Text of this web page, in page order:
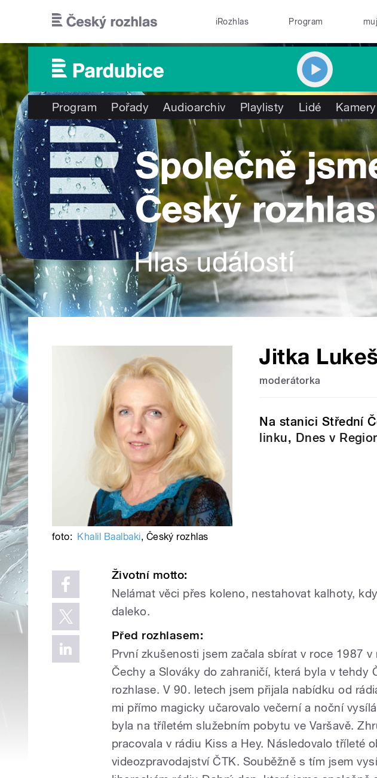
iRozhlas Program
Program Pořady Audioarchiv Playlisty Lidé Kamery
Jitka
moderátorka
Na stanici Střední
linku, Dnes v
foto: Khalil Baalbaki, Český rozhlas
Životní motto:
Nelámat věci přes koleno, nestahovat kalhoty,
daleko.
Před rozhlasem:
První zkušenosti jsem začala sbírat v roce 1987
Čechy a Slováky do zahraničí, která byla v tehdy
rozhlase. V 90. letech jsem přijala nabídku od
mi přímo magicky učarovalo večerní a noční
byla na tříletém služebním pobytu ve Varšavě.
pracovala v rádiu Kiss a Hey. Následovalo tříleté
videozpravodajství ČTK. Souběžně s tím jsem